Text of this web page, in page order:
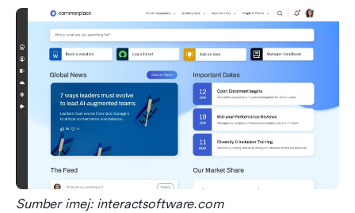
Sumber imej: interactsoftware.com